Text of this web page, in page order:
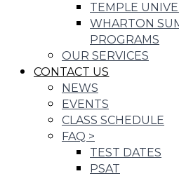
TEMPLE
WHARTON
PROGRAMS
OUR SERVICES
CONTACT US
NEWS
EVENTS
CLASS SCHEDULE
FAQ >
TEST DATES
PSAT